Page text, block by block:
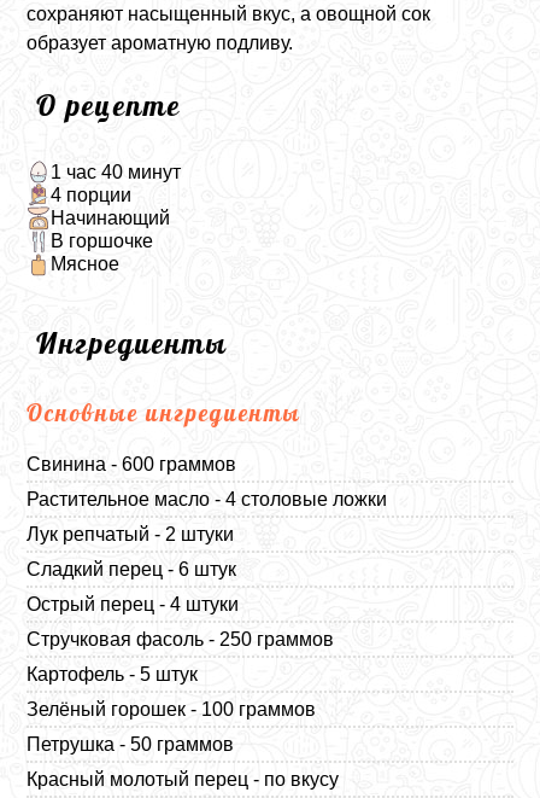
сохраняют насыщенный вкус, а овощной сок
образует ароматную подливу.
О рецепте
1 час 40 минут
4 порции
Начинающий
В горшочке
Мясное
Ингредиенты
Основные ингредиенты
Свинина - 600 граммов
Растительное масло - 4 столовые ложки
Лук репчатый - 2 штуки
Сладкий перец - 6 штук
Острый перец - 4 штуки
Стручковая фасоль - 250 граммов
Картофель - 5 штук
Зелёный горошек - 100 граммов
Петрушка - 50 граммов
Красный молотый перец - по вкусу